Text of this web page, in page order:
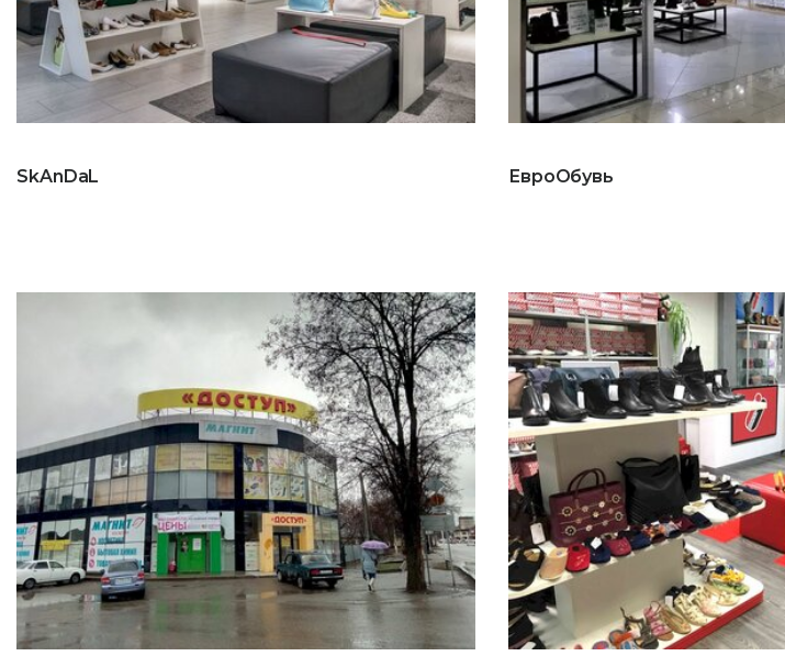
SkAnDaL ЕвроОбувь